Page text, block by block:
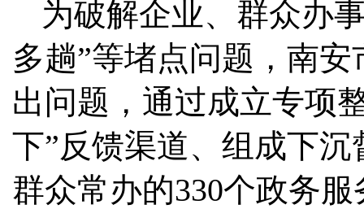
为破解企业、群众办
多趟”等堵点问题，南
出问题，通过成立专项
下”反馈渠道、组成下
群众常办的330个政务